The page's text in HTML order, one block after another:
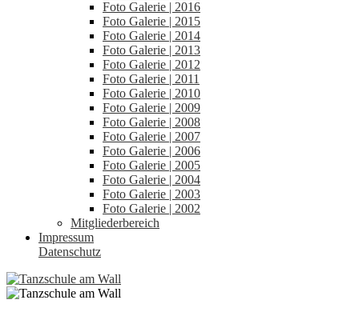
Foto Galerie | 2016
Foto Galerie | 2015
Foto Galerie | 2014
Foto Galerie | 2013
Foto Galerie | 2012
Foto Galerie | 2011
Foto Galerie | 2010
Foto Galerie | 2009
Foto Galerie | 2008
Foto Galerie | 2007
Foto Galerie | 2006
Foto Galerie | 2005
Foto Galerie | 2004
Foto Galerie | 2003
Foto Galerie | 2002
Mitgliederbereich
Impressum
Datenschutz